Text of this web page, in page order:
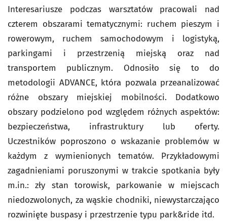
Interesariusze podczas warsztatów pracowali nad
czterem obszarami tematycznymi: ruchem pieszym i
rowerowym, ruchem samochodowym i logistyką,
parkingami i przestrzenią miejską oraz nad
transportem publicznym. Odnosiło się to do
metodologii ADVANCE, która pozwala przeanalizować
różne obszary miejskiej mobilności. Dodatkowo
obszary podzielono pod względem różnych aspektów:
bezpieczeństwa, infrastruktury lub oferty.
Uczestników poproszono o wskazanie problemów w
każdym z wymienionych tematów. Przykładowymi
zagadnieniami poruszonymi w trakcie spotkania były
m.in.: zły stan torowisk, parkowanie w miejscach
niedozwolonych, za wąskie chodniki, niewystarczająco
rozwinięte buspasy i przestrzenie typu park&ride itd.